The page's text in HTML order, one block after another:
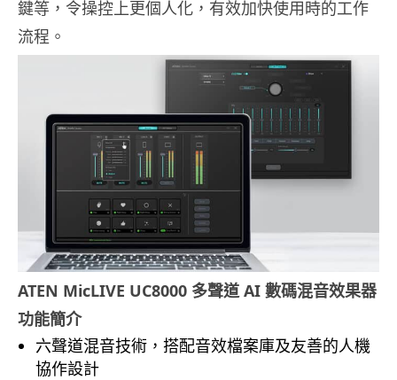
鍵等，令操控上更個人化，有效加快使用時的工作
流程。
ATEN MicLIVE UC8000 多聲道AI 數碼混音效果器
功能簡介
六聲道混音技術，搭配音效檔案庫及友善的人機
協作設計